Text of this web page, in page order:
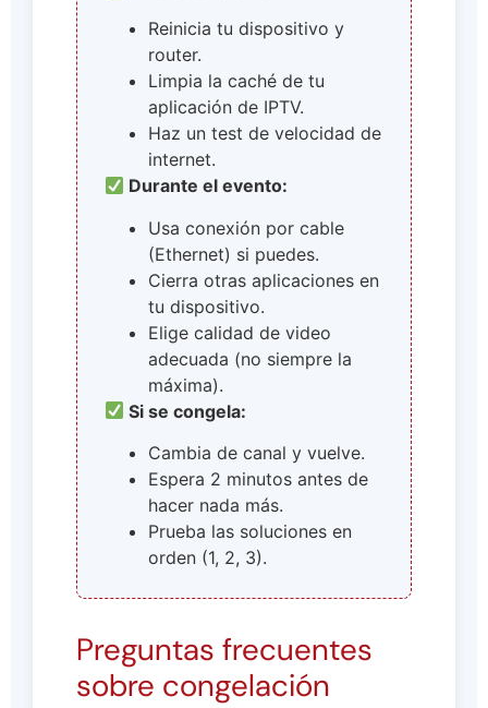
Reinicia tu dispositivo y
router.
Limpia la caché de tu
aplicación de IPTV.
Haz un test de velocidad de
internet.
Durante el evento:
Usa conexión por cable
(Ethernet) si puedes.
Cierra otras aplicaciones en
tu dispositivo.
Elige calidad de video
adecuada (no siempre la
máxima).
Si se congela:
Cambia de canal y vuelve.
Espera 2 minutos antes de
hacer nada más.
Prueba las soluciones en
orden (1, 2, 3).
Preguntas frecuentes
sobre congelación